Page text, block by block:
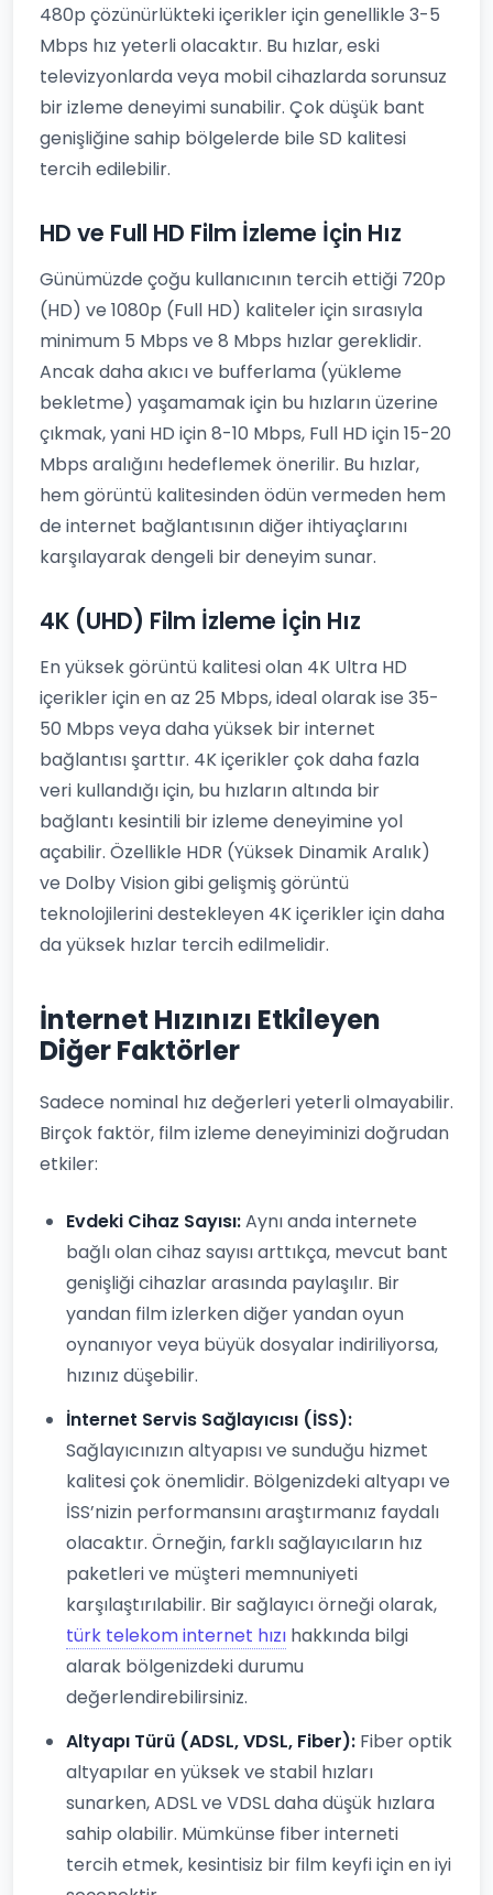
480p çözünürlükteki içerikler için genellikle 3-5
Mbps hız yeterli olacaktır. Bu hızlar, eski
televizyonlarda veya mobil cihazlarda sorunsuz
bir izleme deneyimi sunabilir. Çok düşük bant
genişliğine sahip bölgelerde bile SD kalitesi
tercih edilebilir.
HD ve Full HD Film İzleme İçin Hız
Günümüzde çoğu kullanıcının tercih ettiği 720p
(HD) ve 1080p (Full HD) kaliteler için sırasıyla
minimum 5 Mbps ve 8 Mbps hızlar gereklidir.
Ancak daha akıcı ve bufferlama (yükleme
bekletme) yaşamamak için bu hızların üzerine
çıkmak, yani HD için 8-10 Mbps, Full HD için 15-20
Mbps aralığını hedeflemek önerilir. Bu hızlar,
hem görüntü kalitesinden ödün vermeden hem
de internet bağlantısının diğer ihtiyaçlarını
karşılayarak dengeli bir deneyim sunar.
4K (UHD) Film İzleme İçin Hız
En yüksek görüntü kalitesi olan 4K Ultra HD
içerikler için en az 25 Mbps, ideal olarak ise 35-
50 Mbps veya daha yüksek bir internet
bağlantısı şarttır. 4K içerikler çok daha fazla
veri kullandığı için, bu hızların altında bir
bağlantı kesintili bir izleme deneyimine yol
açabilir. Özellikle HDR (Yüksek Dinamik Aralık)
ve Dolby Vision gibi gelişmiş görüntü
teknolojilerini destekleyen 4K içerikler için daha
da yüksek hızlar tercih edilmelidir.
İnternet Hızınızı Etkileyen
Diğer Faktörler
Sadece nominal hız değerleri yeterli olmayabilir.
Birçok faktör, film izleme deneyiminizi doğrudan
etkiler:
Evdeki Cihaz Sayısı:Aynı anda internete
bağlı olan cihaz sayısı arttıkça, mevcut bant
genişliği cihazlar arasında paylaşılır. Bir
yandan film izlerken diğer yandan oyun
oynanıyor veya büyük dosyalar indiriliyorsa,
hızınız düşebilir.
İnternet Servis Sağlayıcısı (İSS):
Sağlayıcınızın altyapısı ve sunduğu hizmet
kalitesi çok önemlidir. Bölgenizdeki altyapı ve
İSS’nizin performansını araştırmanız faydalı
olacaktır. Örneğin, farklı sağlayıcıların hız
paketleri ve müşteri memnuniyeti
karşılaştırılabilir. Bir sağlayıcı örneği olarak,
türk telekom internet hızı hakkında bilgi
alarak bölgenizdeki durumu
değerlendirebilirsiniz.
Altyapı Türü (ADSL, VDSL, Fiber): Fiber optik
altyapılar en yüksek ve stabil hızları
sunarken, ADSL ve VDSL daha düşük hızlara
sahip olabilir. Mümkünse fiber interneti
tercih etmek, kesintisiz bir film keyfi için en iyi